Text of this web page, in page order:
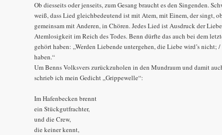
Ob diesseits oder jenseits, zum Gesang braucht es den Singenden.
weiß, dass Lied gleichbedeutend ist mit Atem, mit Einem, der singt,
gemeinsam mit Anderen, in Chören. Jedes Lied ist Ausdruck der
Atemlosigkeit im Reich des Todes. Benn dürfte das auch bei dem
gehört haben: „Werden Liebende untergehen, die Liebe wird’s nicht;
haben.“
Um Benns Volksvers zurückzuholen in den Mundraum und damit
schrieb ich mein Gedicht „Grippewelle“:
Im Hafenbecken brennt
ein Stückgutfrachter,
und die Crew,
die keiner kennt,